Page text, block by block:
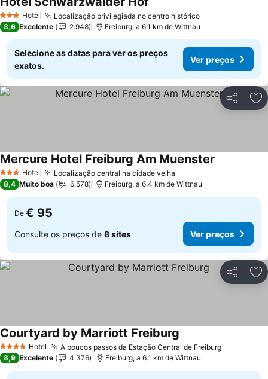
3 EstrelasHotel Localização privilegiada no centro histórico
8,6 Excelente 2.948 Freiburg, a 6.1 km de Wittnau
Selecione as datas para ver os preços
exatos.
Ver preços
Partilhar
3 EstrelasHotel Localização central na cidade velha
Mercure Hotel Freiburg Am Muenster
8,4 Muito boa 6.578 Freiburg, a 6.4 km de Wittnau
De € 95
Consulte os preços de 8 sites Ver preços
Partilhar
4 EstrelasHotel A poucos passos da Estação Central de Freiburg
Courtyard by Marriott Freiburg
8,9 Excelente 4.376 Freiburg, a 6.1 km de Wittnau